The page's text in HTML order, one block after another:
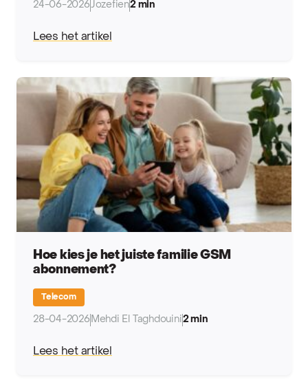
24-06-2026Jozefien2 min
Lees het artikel
Hoe kies je het juiste familie GSM
abonnement?
Telecom
28-04-2026 Mehdi El Taghdouini2 min
Lees het artikel